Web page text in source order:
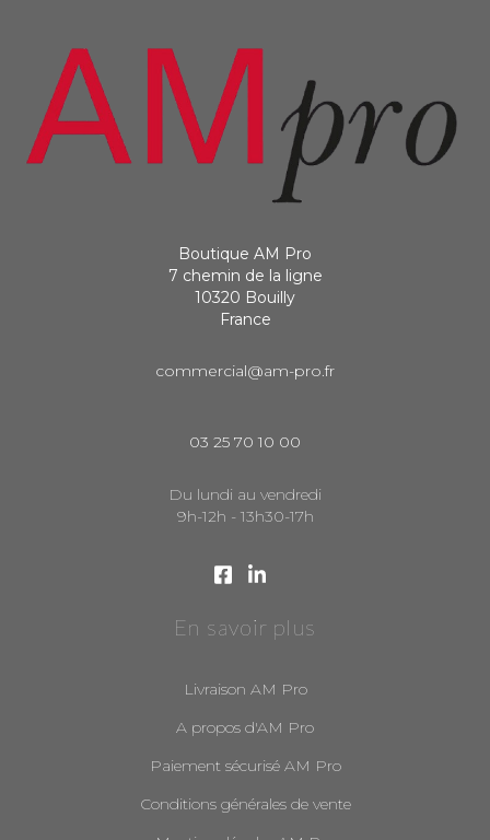
Boutique AM Pro
7 chemin de la ligne
10320 Bouilly
France
commercial@am-pro.fr
03 25 70 10 00
Du lundi au vendredi
9h-12h - 13h30-17h
En savoir plus
Livraison AM Pro
A propos d'AM Pro
Paiement sécurisé AM Pro
Conditions générales de vente